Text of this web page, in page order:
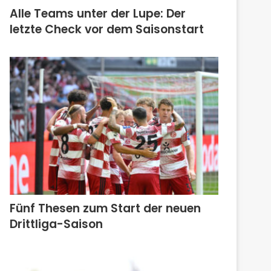
Alle Teams unter der Lupe: Der
letzte Check vor dem Saisonstart
Fünf Thesen zum Start der neuen
Drittliga-Saison